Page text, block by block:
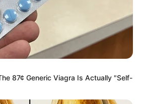
Celebrity Farewells
87¢ Generic Viagra Is Actually "Self-